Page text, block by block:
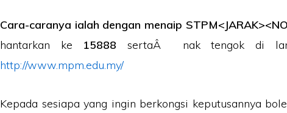
Cara-caranya ialah dengan menaip
hantarkan ke 15888sertaÂ nak tengok di
http://www.mpm.edu.my/
Kepada sesiapa yang ingin berkongsi keputusannya